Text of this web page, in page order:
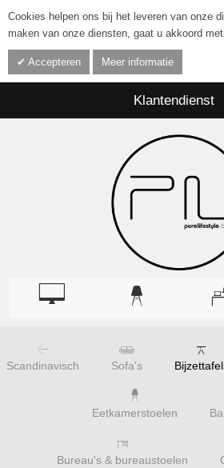
Cookies helpen ons bij het leveren van onze
maken van onze diensten, gaat u akkoord
Accepteren Meer informatie
Klantendienst
Scandinavisch Sofa's
Eetkamerstoelen
Bureau's & bureaustoelen